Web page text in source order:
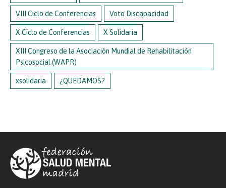
VIII Ciclo de Conferencias Voto Discapacidad
X Ciclo de Conferencias X Solidaria
XIII Congreso de la Asociación Mundial de Rehabilitación
Psicosocial (WAPR)
xsolidaria ¿QUEDAMOS?